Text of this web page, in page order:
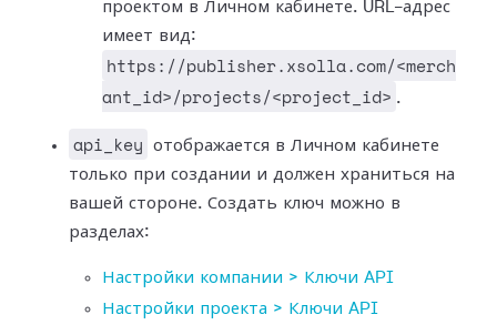
проектом в Личном кабинете. URL-адрес
имеет вид:
https://publisher.xsolla.com/<merch
ant_id>/projects/<project_id> .
api_key
отображается в Личном кабинете
только при создании и должен храниться на
вашей стороне. Создать ключ можно в
разделах:
Настройки компании > Ключи API
Настройки проекта > Ключи API